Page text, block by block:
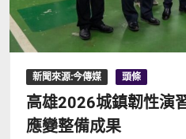
新聞來源:今傳媒 頭條
高雄2026城鎮韌性演
應變整備成果